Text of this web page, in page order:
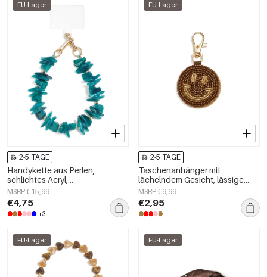
EU-Lager
2-5 TAGE
Handykette aus Perlen,
schlichtes Acryl,
Alltagsaccessoire
MSRP €15,99
€4,75
+3
EU-Lager
2-5 TAGE
Taschenanhänger mit
lächelndem Gesicht, lässige
Gläser, Alltagsaccessoires
MSRP €9,99
€2,95
EU-Lager EU-Lager